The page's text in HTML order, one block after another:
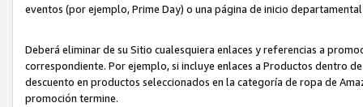
eventos (por ejemplo, Prime Day) o una página de inicio
Deberá eliminar de su Sitio cualesquiera enlaces y referencias a
correspondiente. Por ejemplo, si incluye enlaces a Productos dentro
descuento en productos seleccionados en la categoría de ropa de
promoción termine.